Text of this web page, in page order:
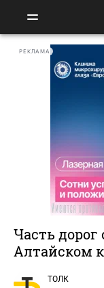
РЕКЛАМА
Часть
Алтайском
ТОЛК